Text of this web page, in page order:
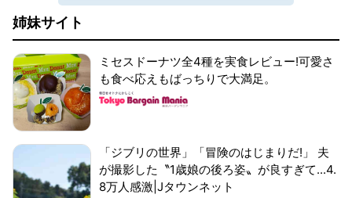
姉妹サイト
ミセスドーナツ全4種を実食レビュー!可愛さ
も食べ応えもばっちりで大満足。
「ジブリの世界」「冒険のはじまりだ!」 夫
が撮影した〝1歳娘の後ろ姿〟が良すぎて...4.
8万人感激|Jタウンネット